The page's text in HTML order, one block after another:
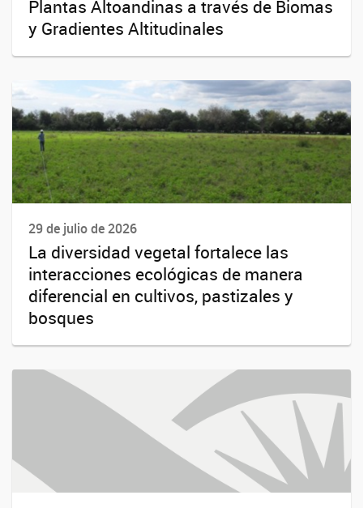
Plantas Altoandinas a través de Biomas
y Gradientes Altitudinales
29 de julio de 2026
La diversidad vegetal fortalece las
interacciones ecológicas de manera
diferencial en cultivos, pastizales y
bosques